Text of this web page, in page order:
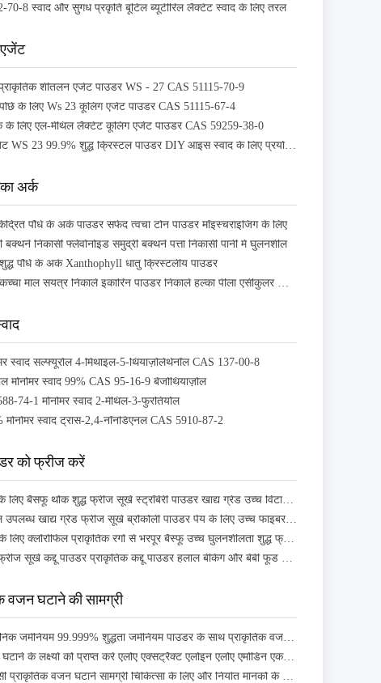
70-8 स्वाद और सुगंध प्रकृति बूटिल ब्यूटीरिल लैक्टेट स्वाद के लिए तरल
शीतलन एजेंट पाउडर WS - 27 CAS 51115-70-9
के लिए Ws 23 कूलिंग एजेंट पाउडर CAS 51115-67-4
के लिए एल-मेथिल लैक्टेट कूलिंग एजेंट पाउडर CAS 59259-38-0
शीतलन एजेंट WS 23 99.9% शुद्ध क्रिस्टल पाउडर DIY आइस स्वाद के लिए प्रयोग किया जाता है
अर्क
पौधे के अर्क पाउडर सफेद त्वचा टोन पाउडर मॉइस्चराइजिंग के लिए
बक्थर्न निकासी फ्लेवोनोइड समुद्री बक्थर्न पत्ता निकासी पानी में घुलनशील
शुद्ध पौधे के अर्क Xanthophyll धातु क्रिस्टलीय पाउडर
रासायनिक कच्चा माल संयंत्र निकालें इकारिन पाउडर निकालें हल्का पीला एसीकुलर क्रिस्टल
स्वाद सल्फ्यूरोल 4-मिथाइल-5-थियाज़ोलेथेनॉल CAS 137-00-8
मोनोमर स्वाद 99% CAS 95-16-9 बेंजोथियाज़ोल
74-1 मोनोमर स्वाद 2-मेथिल-3-फुरंतियोल
मोनोमर स्वाद ट्रांस-2,4-नॉनडिएनल CAS 5910-87-2
को फ्रीज करें
पेय पदार्थों के लिए बैसफू थोक शुद्ध फ्रीज सूखे स्ट्रॉबेरी पाउडर खाद्य ग्रेड उच्च विटामिन सी
बैसफू हलाल उपलब्ध खाद्य ग्रेड फ्रीज सूखे ब्रोकोली पाउडर पेय के लिए उच्च फाइबर क्रूसिफेरस ग्रीन्स अनुपूरक
स्वस्थ पेय के लिए क्लोरोफिल प्राकृतिक रंगों से भरपूर बैस्फू उच्च घुलनशीलता शुद्ध फ्रीज-सूखे केल पाउडर
बैसफू शुद्ध फ्रीज सूखे कद्दू पाउडर प्राकृतिक कद्दू पाउडर हलाल बेकिंग और बेबी फूड के लिए उपलब्ध है
वजन घटाने की सामग्री
जैविक कार्बनिक जर्मनियम 99.999% शुद्धता जर्मनियम पाउडर के साथ प्राकृतिक वजन घटाने सामग्री
अपने वजन घटाने के लक्ष्यों को प्राप्त करें एलोए एक्सट्रैक्ट एलोइन एलोए एमोडिन एक प्राकृतिक घटक
रब्बर निकासी प्राकृतिक वजन घटाने सामग्री चिकित्सा के लिए और निर्यात मानकों के साथ